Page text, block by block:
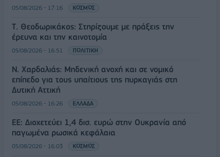
05/08/2026 - 17:16 ΚΟΣΜΟΣ
Τ. Θεοδωρικάκος: Στηρίζουμε με πράξεις την
έρευνα και την καινοτομία
05/08/2026 - 16:51 ΠΟΛΙΤΙΚΗ
Ν. Χαρδαλιάς: Μηδενική ανοχή και σε νομικό
επίπεδο για τους υπαίτιους της πυρκαγιάς στη
Δυτική Αττική
05/08/2026 - 16:26 ΕΛΛΑΔΑ
ΕΕ: Διοχετεύει 1,4 δισ. ευρώ στην Ουκρανία από
παγωμένα ρωσικά κεφάλαια
05/08/2026 - 16:03 ΚΟΣΜΟΣ